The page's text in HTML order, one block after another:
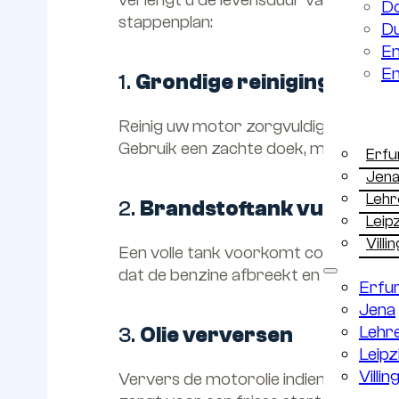
Jena
Jena
stappenplan:
1. Grondige reiniging
Reinig uw motor zorgvuldig voordat
Gebruik een zachte doek, milde
2. Brandstoftank vullen en
Een volle tank voorkomt
dat de benzine afbreekt en het
3. Olie verversen
Ververs de motorolie indien nodig.